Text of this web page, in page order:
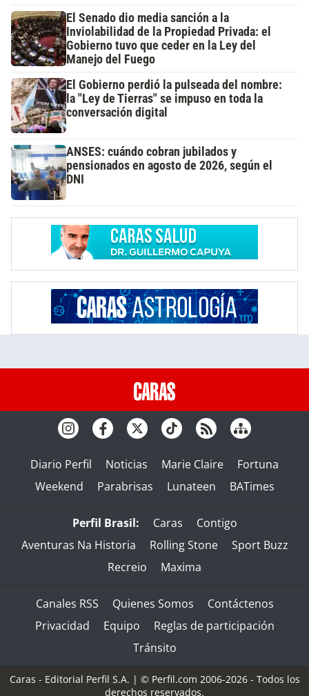
El Senado dio media sanción a la
Inviolabilidad de la Propiedad Privada: el
Gobierno tuvo que ceder en la Ley del
Manejo del Fuego
El Gobierno perdió la pulseada del nombre:
la "Ley de Tierras" se impuso en toda la
conversación digital
ANSES: cuándo cobran jubilados y
pensionados en agosto de 2026, según el
DNI
Diario Perfil Noticias Marie Claire
Fortuna
Weekend
Parabrisas Lunateen BATimes
Perfil Brasil: Caras
Contigo
Aventuras Na Historia
Rolling Stone
Sport Buzz
Recreio
Maxima
Canales RSS Quienes Somos
Contáctenos
Privacidad
Equipo
Reglas de participación
Tránsito
Caras - Editorial Perfil S.A. | © Perfil.com 2006-2026 - Todos los
derechos reservados.